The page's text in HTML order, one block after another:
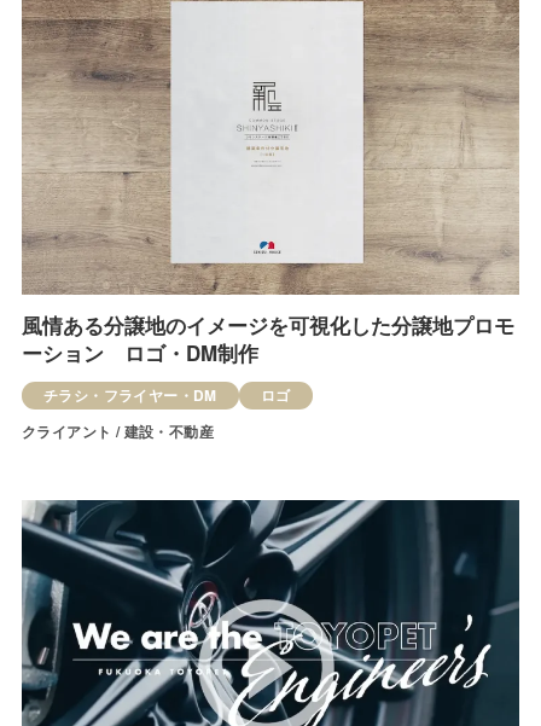
風情ある分譲地のイメージを可視化した分譲地プロモ
ーション ロゴ・DM制作
チラシ・フライヤー・DM
ロゴ
クライアント / 建設・不動産